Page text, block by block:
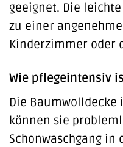
geeignet. Die
zu einer
Kinderzimmer oder
Wie pflegeintensiv
Die Baumwolldecke
können sie
Schonwaschgang in